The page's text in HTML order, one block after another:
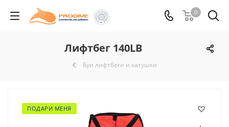
0
Лифтбег 140LB
Буи лифтбеги и катушки
ПОДАРИ МЕНЯ